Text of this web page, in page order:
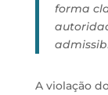
forma
A violação